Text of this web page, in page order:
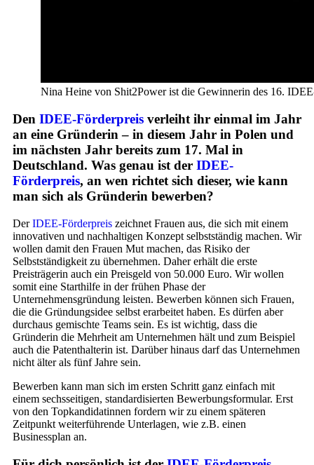
Nina Heine von Shit2Power ist die Gewinnerin des 16.
Den IDEE-Förderpreis verleiht ihr einmal im Jahr
an eine Gründerin – in diesem Jahr in Polen und
im nächsten Jahr bereits zum 17. Mal in
Deutschland. Was genau ist der IDEE-
Förderpreis, an wen richtet sich dieser, wie kann
man sich als Gründerin bewerben?
DerIDEE-Förderpreis zeichnet Frauen aus, die sich mit einem
innovativen und nachhaltigen Konzept selbstständig machen. Wir
wollen damit den Frauen Mut machen, das Risiko der
Selbstständigkeit zu übernehmen. Daher erhält die erste
Preisträgerin auch ein Preisgeld von 50.000 Euro. Wir wollen
somit eine Starthilfe in der frühen Phase der
Unternehmensgründung leisten. Bewerben können sich Frauen,
die die Gründungsidee selbst erarbeitet haben. Es dürfen aber
durchaus gemischte Teams sein. Es ist wichtig, dass die
Gründerin die Mehrheit am Unternehmen hält und zum Beispiel
auch die Patenthalterin ist. Darüber hinaus darf das Unternehmen
nicht älter als fünf Jahre sein.
Bewerben kann man sich im ersten Schritt ganz einfach mit
einem sechsseitigen, standardisierten Bewerbungsformular. Erst
von den Topkandidatinnen fordern wir zu einem späteren
Zeitpunkt weiterführende Unterlagen, wie z.B. einen
Businessplan an.